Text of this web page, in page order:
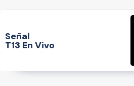
Señal
T13 En Vivo